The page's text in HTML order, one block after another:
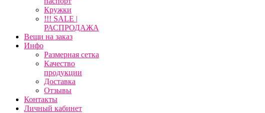
Кружки
!!! SALE |
РАСПРОДАЖА
Вещи на заказ
Инфо
Размерная сетка
Качество
продукции
Доставка
Отзывы
Контакты
Личный кабинет